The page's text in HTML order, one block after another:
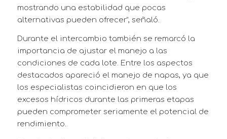
mostrando una estabilidad que pocas
alternativas pueden ofrecer”, señaló.
Durante el intercambio también se remarcó la
importancia de ajustar el manejo a las
condiciones de cada lote. Entre los aspectos
destacados apareció el manejo de napas, ya que
los especialistas coincidieron en que los
excesos hídricos durante las primeras etapas
pueden comprometer seriamente el potencial de
rendimiento.